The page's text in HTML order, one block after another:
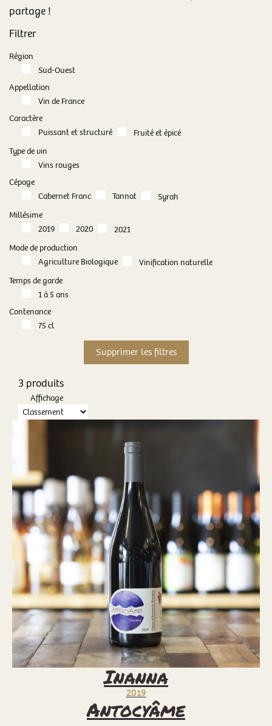
partage !
Filtrer
Région
Sud-Ouest
Appellation
Vin de France
Caractère
Puissant et structuré
Fruité et épicé
Type de vin
Vins rouges
Cépage
Cabernet Franc
Tannat
Syrah
Millésime
2019
2020
2021
Mode de production
Agriculture Biologique
Vinification naturelle
Temps de garde
1 à 5 ans
Contenance
75 cl
3 produits
Affichage
Inanna
2019
Antocyâme